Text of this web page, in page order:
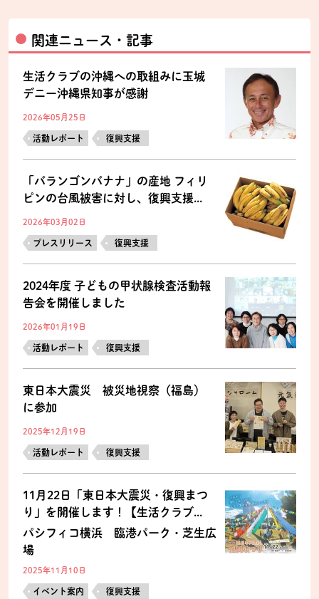
関連ニュース・記事
生活クラブの沖縄への取組みに玉城
デニー沖縄県知事が感謝
2026年05月25日
活動レポート 復興支援
「バランゴンバナナ」の産地 フィリ
ピンの台風被害に対し、復興支援...
2026年03月02日
プレスリリース 復興支援
2024年度 子どもの甲状腺検査活動報
告会を開催しました
2026年01月19日
活動レポート 復興支援
東日本大震災 被災地視察（福島）
に参加
2025年12月19日
活動レポート 復興支援
11月22日「東日本大震災・復興まつ
り」を開催します！【生活クラブ...
パシフィコ横浜 臨港パーク・芝生広
場
2025年11月10日
イベント案内 復興支援